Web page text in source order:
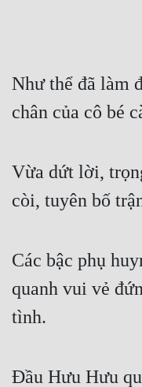
Như thể đã làm
chân của cô bé
Vừa dứt lời,
còi, tuyên bố
Các bậc phụ
quanh vui vẻ
tình.
Đầu Hưu Hưu